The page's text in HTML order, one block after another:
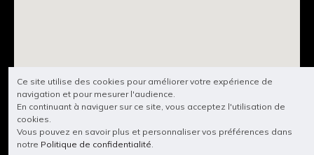
Ce site utilise des cookies pour améliorer votre expérience de
navigation et pour mesurer l'audience.
En continuant à naviguer sur ce site, vous acceptez l'utilisation de
cookies.
Vous pouvez en savoir plus et personnaliser vos préférences dans
notre Politique de confidentialité.